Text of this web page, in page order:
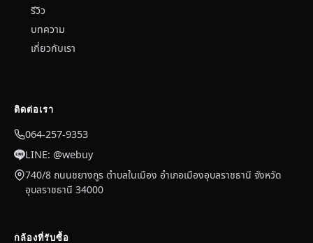
รีวิว
บทความ
เกี่ยวกับเรา
ติดต่อเรา
064-257-9353
LINE: @webuy
740/8 ถนนชยางกูร ตำบลในเมือง อำเภอเมืองอุบลราชธานี จังหวัด
อุบลราชธานี 34000
กล้องที่รับซื้อ